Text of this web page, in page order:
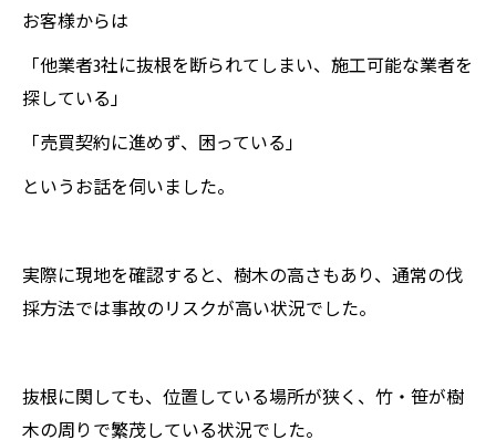
お客様からは
「他業者3社に抜根を断られてしまい、施工可能な業者を
探している」
「売買契約に進めず、困っている」
というお話を伺いました。
実際に現地を確認すると、樹木の高さもあり、通常の伐
採方法では事故のリスクが高い状況でした。
抜根に関しても、位置している場所が狭く、竹・笹が樹
木の周りで繁茂している状況でした。